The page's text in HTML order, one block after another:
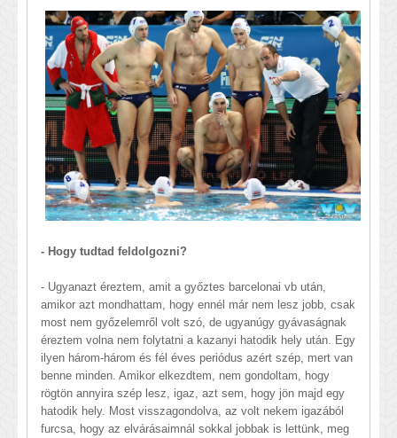
- Hogy tudtad feldolgozni?
- Ugyanazt éreztem, amit a győztes barcelonai vb után,
amikor azt mondhattam, hogy ennél már nem lesz jobb, csak
most nem győzelemről volt szó, de ugyanúgy gyávaságnak
éreztem volna nem folytatni a kazanyi hatodik hely után. Egy
ilyen három-három és fél éves periódus azért szép, mert van
benne minden. Amikor elkezdtem, nem gondoltam, hogy
rögtön annyira szép lesz, igaz, azt sem, hogy jön majd egy
hatodik hely. Most visszagondolva, az volt nekem igazából
furcsa, hogy az elvárásaimnál sokkal jobbak is lettünk, meg